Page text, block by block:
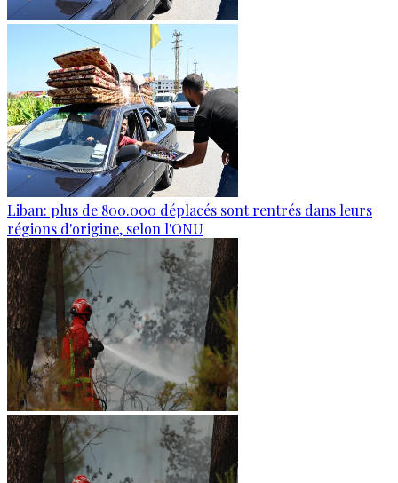
Liban: plus de 800.000 déplacés sont rentrés dans leurs
régions d'origine, selon l'ONU